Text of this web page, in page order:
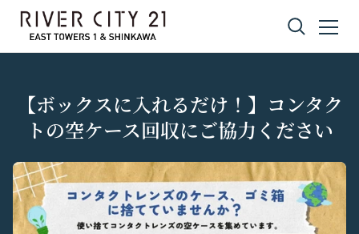
【ボックスに入れるだけ！】コンタク
トの空ケース回収にご協力ください